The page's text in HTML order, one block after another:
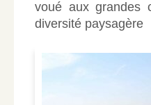
voué aux grandes
diversité paysagère